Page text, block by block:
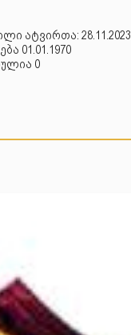
ატვირთა: 28.11.2023
01.01.1970
0